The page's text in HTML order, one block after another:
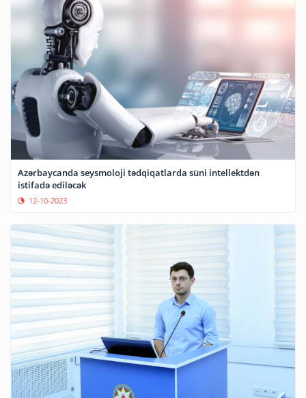
Azərbaycanda seysmoloji tədqiqatlarda süni intellektdən
istifadə ediləcək
12-10-2023